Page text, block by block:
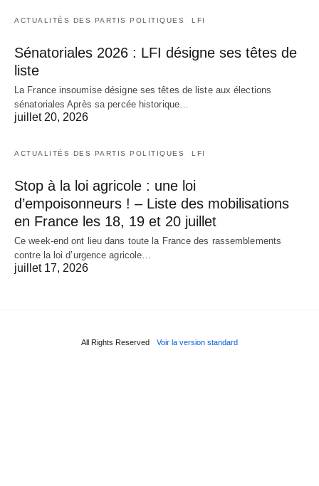
ACTUALITÉS DES PARTIS POLITIQUES LFI
Sénatoriales 2026 : LFI désigne ses têtes de
liste
La France insoumise désigne ses têtes de liste aux élections
sénatoriales Après sa percée historique…
juillet 20, 2026
ACTUALITÉS DES PARTIS POLITIQUES LFI
Stop à la loi agricole : une loi
d’empoisonneurs ! – Liste des mobilisations
en France les 18, 19 et 20 juillet
Ce week-end ont lieu dans toute la France des rassemblements
contre la loi d’urgence agricole…
juillet 17, 2026
All Rights Reserved Voir la version standard